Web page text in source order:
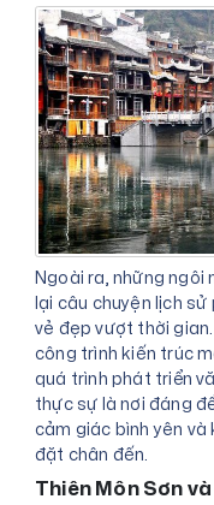
Ngoài ra, những ngôi
lại câu chuyện lịch
vẻ đẹp vượt thời
công trình kiến trúc
quá trình phát triển
thực sự là nơi đáng
cảm giác bình yên
đặt chân đến.
Thiên Môn Sơn